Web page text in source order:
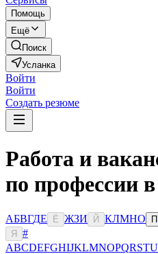
Помощь
Ещё
Поиск
Усланка
Войти
Войти
Создать резюме
Работа и
по профессии
АБВГДЕ Ё ЖЗИ Й КЛМНО П
Я
#
ABCDEFGHIJKLMNOPQRSTU